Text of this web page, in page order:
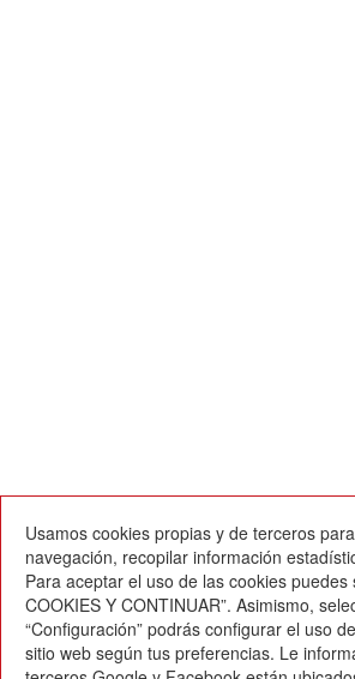
Usamos cookies propias y de terceros
navegación, recopilar información
Para aceptar el uso de las cookies puedes
COOKIES Y CONTINUAR”. Asimismo,
“Configuración” podrás configurar el uso
sitio web según tus preferencias. Le